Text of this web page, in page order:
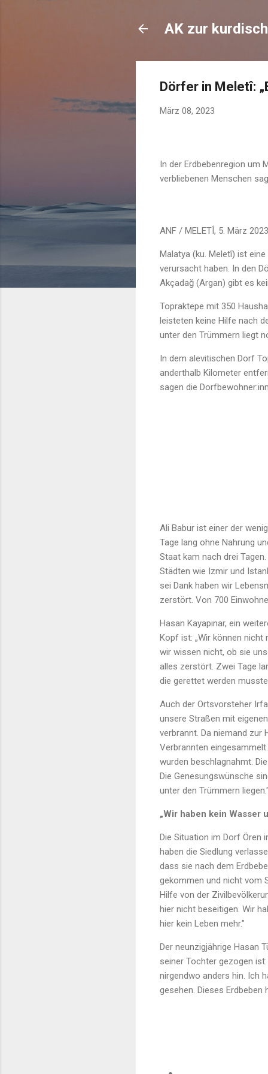
AK zur
Dörfer in Meletî:
März 08, 2023
In der Erdbebenregion um
verbliebenen Menschen
ANF / MELETÎ, 5. März
Malatya (ku. Meletî) ist
verursacht haben. In den
Akçadağ (Argan) gibt es
Topraktepe mit 350
leisteten keine Hilfe nach
unter den Trümmern liegt
In dem alevitischen Dorf
anderthalb Kilometer
sagen die
Ali Babur ist einer der
Tage lang ohne Nahrung
Staat kam nach drei
Städten wie Izmir und
sei Dank haben wir
zerstört. Von 700
Hasan Kayapınar, ein
Kopf ist: „Wir können nicht
wir wissen nicht, ob sie
alles zerstört. Zwei Tage
die gerettet werden
Auch der Ortsvorsteher
unsere Straßen mit
verbrannt. Da niemand zur
Verbrannten
wurden beschlagnahmt.
Die Genesungswünsche
unter den Trümmern liegen."
„Wir haben kein Wasser
Die Situation im Dorf Ören
haben die Siedlung
dass sie nach dem
gekommen und nicht vom
Hilfe von der
hier nicht beseitigen. Wir
hier kein Leben mehr."
Der neunzigjährige Hasan
seiner Tochter gezogen
nirgendwo anders hin. Ich
gesehen. Dieses